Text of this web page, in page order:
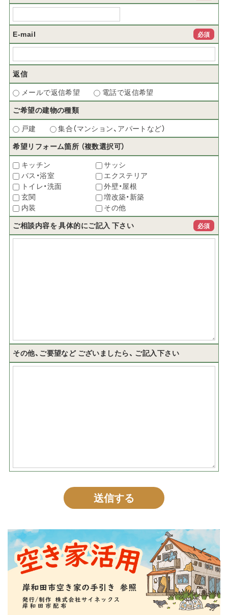
E-mail 必須
返信
メールで返信希望
電話で返信希望
ご希望の建物の種類
戸建
集合（マンション、アパートなど）
希望リフォーム箇所 （複数選択可）
キッチン
サッシ
バス・浴室
エクステリア
トイレ・洗面
外壁・屋根
玄関
増改築・新築
内装
その他
ご相談内容を具体的にご記入 下さい 必須
その他、ご要望などございましたら、 ご記入下さい